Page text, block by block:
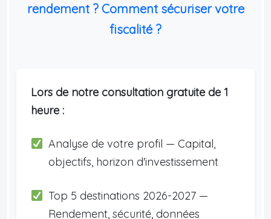
rendement ? Comment sécuriser votre
fiscalité ?
Lors de notre consultation gratuite de 1
heure :
Analyse de votre profil — Capital,
objectifs, horizon d'investissement
Top 5 destinations 2026-2027 —
Rendement, sécurité, données